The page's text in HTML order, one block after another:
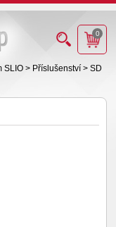
0
SLIO > Příslušenství > SD